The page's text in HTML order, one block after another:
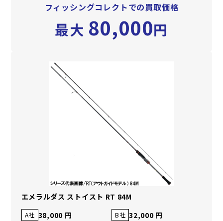
フィッシングコレクトでの買取価格
最大 80,000円
エメラルダス ストイスト RT 84M
A社 38,000 円 B社 32,000 円